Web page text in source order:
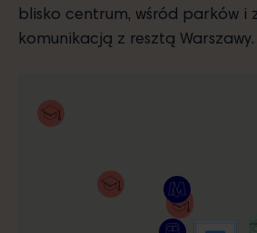
blisko centrum, wśród parków i
komunikacją z resztą Warszawy.